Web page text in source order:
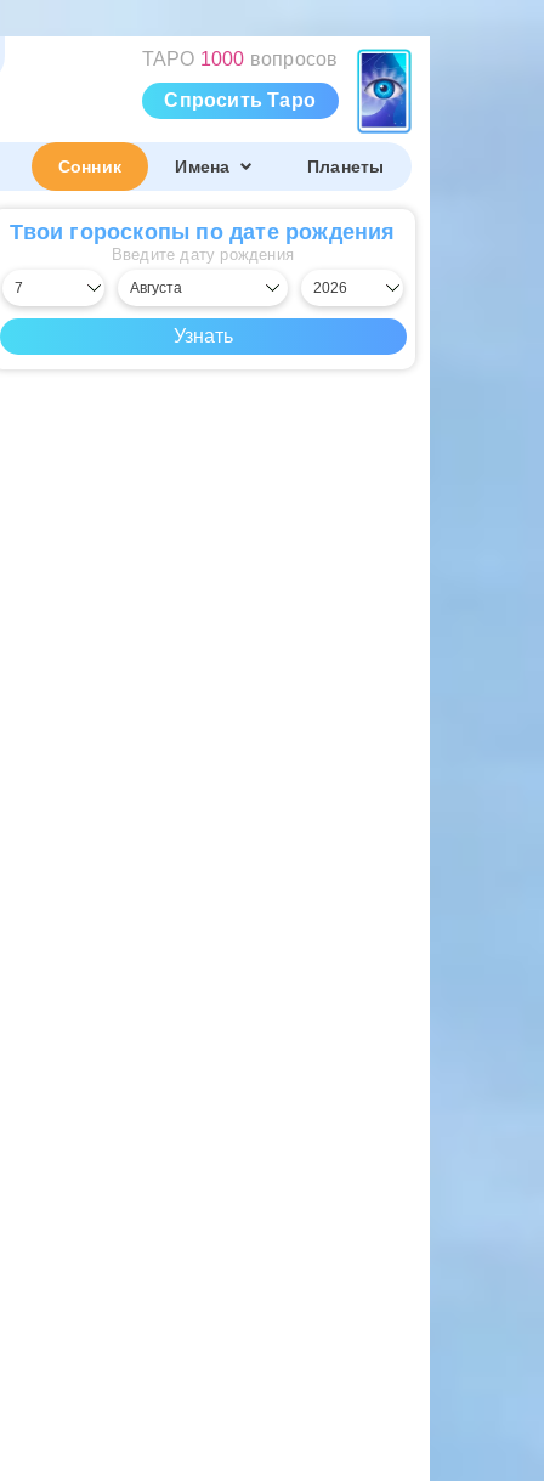
ТАРО 1000 вопросов
Спросить Таро
Сонник Имена Планеты
Твои гороскопы по дате рождения
Введите дату рождения